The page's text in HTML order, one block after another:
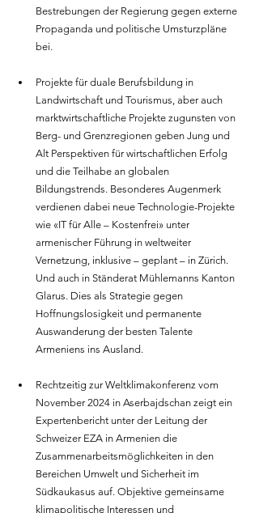
Bestrebungen der Regierung gegen externe
Propaganda und politische Umsturzpläne
bei.
Projekte für duale Berufsbildung in
Landwirtschaft und Tourismus, aber auch
marktwirtschaftliche Projekte zugunsten von
Berg- und Grenzregionen geben Jung und
Alt Perspektiven für wirtschaftlichen Erfolg
und die Teilhabe an globalen
Bildungstrends. Besonderes Augenmerk
verdienen dabei neue Technologie-Projekte
wie «IT für Alle – Kostenfrei» unter
armenischer Führung in weltweiter
Vernetzung, inklusive – geplant – in Zürich.
Und auch in Ständerat Mühlemanns Kanton
Glarus. Dies als Strategie gegen
Hoffnungslosigkeit und permanente
Auswanderung der besten Talente
Armeniens ins Ausland.
Rechtzeitig zur Weltklimakonferenz vom
November 2024 in Aserbajdschan zeigt ein
Expertenbericht unter der Leitung der
Schweizer EZA in Armenien die
Zusammenarbeitsmöglichkeiten in den
Bereichen Umwelt und Sicherheit im
Südkaukasus auf. Objektive gemeinsame
klimapolitische Interessen und